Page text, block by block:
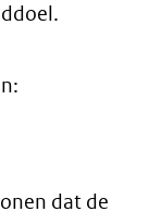
dat de